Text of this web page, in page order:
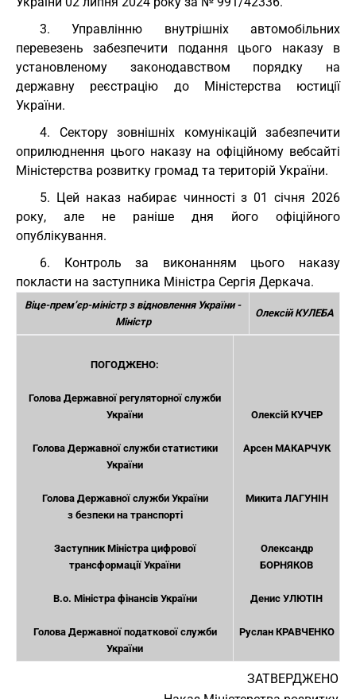
3. Управлінню внутрішніх автомобільних
перевезень забезпечити подання цього наказу в
установленому законодавством порядку на
державну реєстрацію до Міністерства юстиції
України.
4. Сектору зовнішніх комунікацій забезпечити
оприлюднення цього наказу на офіційному вебсайті
Міністерства розвитку громад та територій України.
5. Цей наказ набирає чинності з 01 січня 2026
року, але не раніше дня його офіційного
опублікування.
6. Контроль за виконанням цього наказу
покласти на заступника Міністра Сергія Деркача.
Віце-прем’єр-міністр з відновлення України -
Міністр
Олексій КУЛЕБА
ПОГОДЖЕНО:
Голова Державної регуляторної служби
України
Голова Державної служби статистики
України
Голова Державної служби України
з безпеки на транспорті
Заступник Міністра цифрової
трансформації України
В.о. Міністра фінансів України
Голова Державної податкової служби
України
Олексій КУЧЕР
Арсен МАКАРЧУК
Микита ЛАГУНІН
Олександр
БОРНЯКОВ
Денис УЛЮТІН
Руслан КРАВЧЕНКО
ЗАТВЕРДЖЕНО